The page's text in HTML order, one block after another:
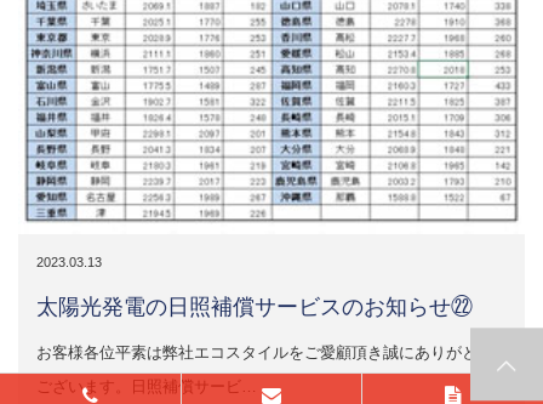
2023.03.13
太陽光発電の日照補償サービスのお知らせ㉒
お客様各位平素は弊社エコスタイルをご愛顧頂き誠にありがとう
ございます。日照補償サービ…